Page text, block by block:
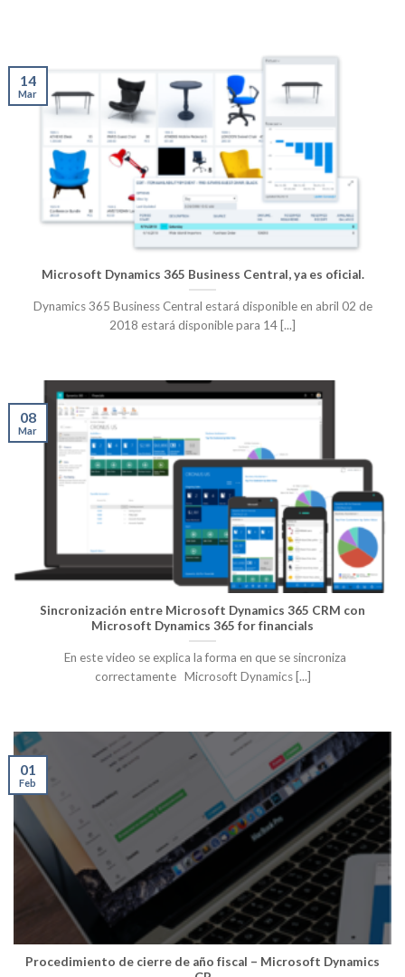
Microsoft Dynamics 365 Business Central, ya es oficial.
Dynamics 365 Business Central estará disponible en abril 02 de
2018 estará disponible para 14 [...]
14
Mar
Sincronización entre Microsoft Dynamics 365 CRM con
Microsoft Dynamics 365 for financials
En este video se explica la forma en que se sincroniza
correctamente Microsoft Dynamics [...]
08
Mar
Procedimiento de cierre de año fiscal – Microsoft Dynamics
01
Feb